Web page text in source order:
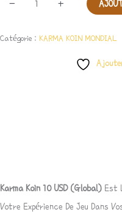
- +
Catégorie : KARMA KOIN MONDIAL
Karma Koin 10 USD (Global) Est
Votre Expérience De Jeu Dans